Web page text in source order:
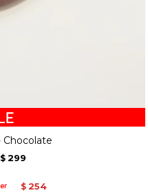
Chocolate
$ 299
$ 254